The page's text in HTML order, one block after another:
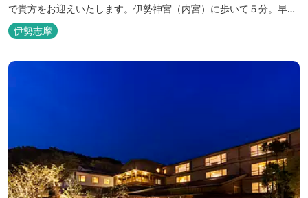
で貴方をお迎えいたします。伊勢神宮（内宮）に歩いて５分。早朝
参拝を体験できます。
伊勢志摩